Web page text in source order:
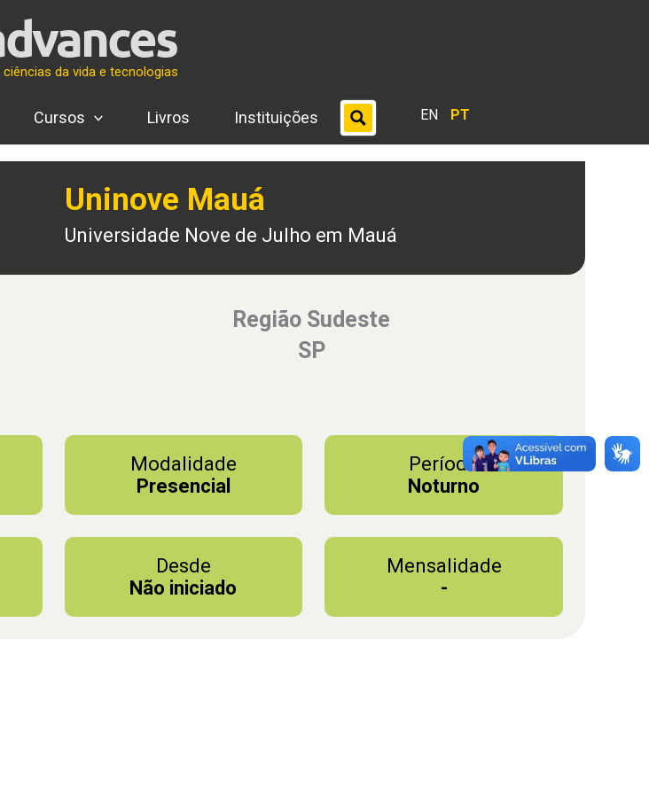
ciências da vida e tecnologias
Cursos Livros Instituições EN PT
Uninove Mauá
Universidade Nove de Julho em Mauá
Região Sudeste
SP
Modalidade
Presencial
Período
Noturno
Desde
Não iniciado
Mensalidade
-